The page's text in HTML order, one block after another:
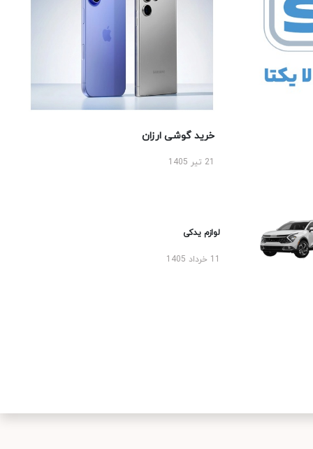
خرید گوشی ارزان
لوازم یدکی